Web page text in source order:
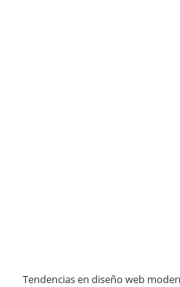
Tendencias en diseño web